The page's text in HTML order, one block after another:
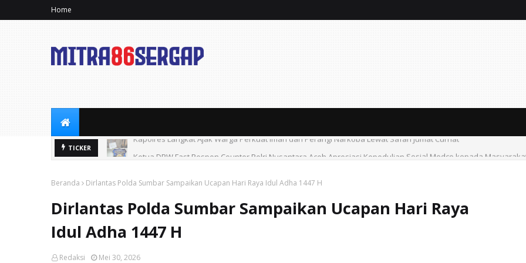
Home
TICKER
Beranda Dirlantas Polda Sumbar Sampaikan Ucapan Hari Raya Idul Adha 1447 H
Dirlantas Polda Sumbar Sampaikan Ucapan Hari Raya
Idul Adha 1447 H
Redaksi Mei 30, 2026